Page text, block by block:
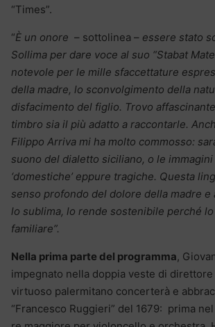
“Times”.
“È un onore – sottolinea – essere stato
Sollima per dare voce al suo “Stabat
notevole per le mille sfaccettature
della madre, lo sconvolgimento della
disfacimento del figlio. Trovo
timbro sia il più adatto a raccontarle.
Filippo Arriva mi ha molto commosso:
suono del dialetto siciliano, o le
‘domestiche’ eppure tragiche. Questa
senso profondo del dolore della madre e
lo sublima, lo rende sostenibile perché
familiare”.
Nella prima parte del programma,
impegnato nella doppia veste di direttore
virtuoso palermitano concerterà e
“Francesco Ruggieri” del 1679: prima